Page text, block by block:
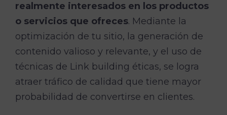
realmente interesados en los productos
o servicios que ofreces. Mediante la
optimización de tu sitio, la generación de
contenido valioso y relevante, y el uso de
técnicas de Link building éticas, se logra
atraer tráfico de calidad que tiene mayor
probabilidad de convertirse en clientes.